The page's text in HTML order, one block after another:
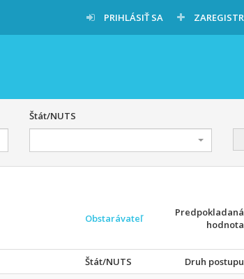
PRIHLÁSIŤ SA
Štát/NUTS
Obstarávateľ
Predpokladaná
hodnota
Štát/NUTS Druh postupu